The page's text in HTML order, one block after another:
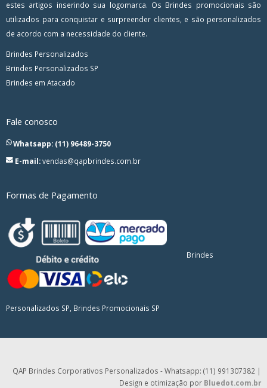
estes artigos inserindo sua logomarca. Os Brindes promocionais são
utilizados para conquistar e surpreender clientes, e são personalizados
de acordo com a necessidade do cliente.
Brindes Personalizados
Brindes Personalizados SP
Brindes em Atacado
Fale conosco
Whatsapp: (11) 96489-3750
E-mail:vendas@qapbrindes.com.br
Formas de Pagamento
Brindes
Personalizados SP, Brindes Promocionais SP
QAP Brindes Corporativos Personalizados - Whatsapp: (11) 991307382 |
Design e otimização por Bluedot.com.br